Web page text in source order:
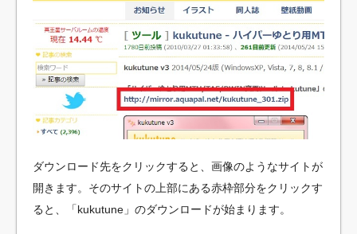
ダウンロード先をクリックすると、画像のようなサイトが
開きます。そのサイトの上部にある赤枠部分をクリックす
ると、「kukutune」のダウンロードが始まります。